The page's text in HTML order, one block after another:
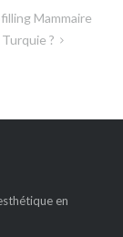
Mammaire
?
en